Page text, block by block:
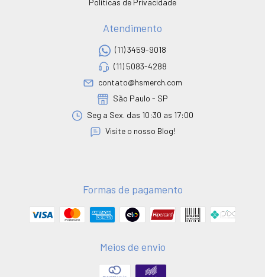
Políticas de Privacidade
Atendimento
(11) 3459-9018
(11) 5083-4288
contato@hsmerch.com
São Paulo - SP
Seg a Sex. das 10:30 as 17:00
Visite o nosso Blog!
Formas de pagamento
Meios de envio